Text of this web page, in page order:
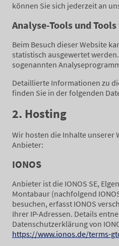
können Sie sich jederzeit an
Analyse-Tools und
Beim Besuch dieser Website
statistisch ausgewertet
sogenannten
Detaillierte Informationen zu
finden Sie in der folgenden
2. Hosting
Wir hosten die Inhalte unserer
Anbieter:
IONOS
Anbieter ist die IONOS SE,
Montabaur (nachfolgend
besuchen, erfasst IONOS
Ihrer IP-Adressen. Details
Datenschutzerklärung von
https://www.ionos.de/terms-